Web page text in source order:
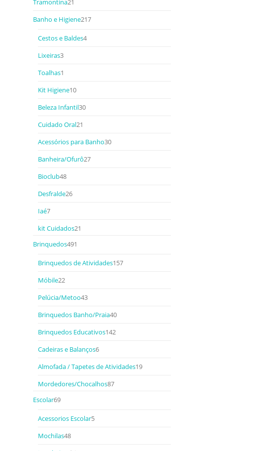
Tramontina21
Banho e Higiene217
Cestos e Baldes4
Lixeiras3
Toalhas1
Kit Higiene10
Beleza Infantil30
Cuidado Oral21
Acessórios para Banho30
Banheira/Ofurô27
Bioclub48
Desfralde26
Iaé7
kit Cuidados21
Brinquedos491
Brinquedos de Atividades157
Móbile22
Pelúcia/Metoo43
Brinquedos Banho/Praia40
Brinquedos Educativos142
Cadeiras e Balanços6
Almofada / Tapetes de Atividades19
Mordedores/Chocalhos87
Escolar69
Acessorios Escolar5
Mochilas48